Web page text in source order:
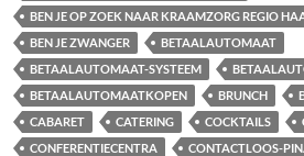
BEN JE OP ZOEK NAAR KRAAMZORG REGIO
BEN JE ZWANGER
BETAALAUTOMAAT
BETAALAUTOMAAT-SYSTEEM
BETAALAUTOMAATKOPEN
BRUNCH
CABARET
CATERING COCKTAILS
CONFERENTIECENTRA
CONTACTLOOS-